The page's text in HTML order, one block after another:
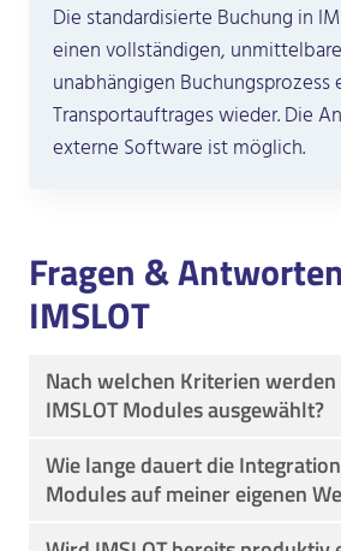
Die standardisierte Buchung in
einen vollständigen,
unabhängigen Buchungsprozess
Transportauftrages wieder. Die
externe Software ist möglich.
Fragen &
IMSLOT
Nach welchen Kriterien
IMSLOT Modules ausgewählt?
Wie lange dauert die
Modules auf meiner eigenen